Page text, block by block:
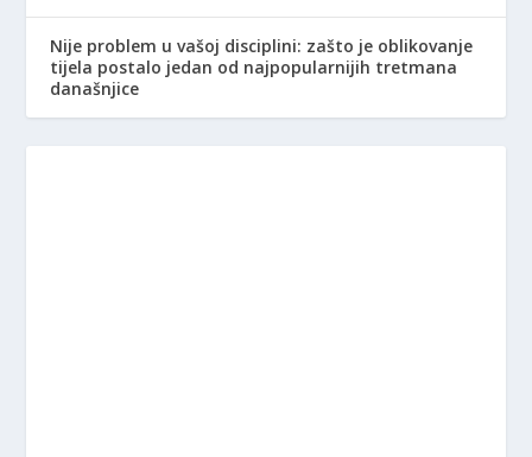
Nije problem u vašoj disciplini: zašto je oblikovanje
tijela postalo jedan od najpopularnijih tretmana
današnjice